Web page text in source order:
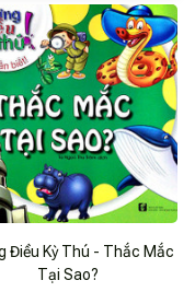
Điều Kỳ Thú - Thắc Mắc
Tại Sao?